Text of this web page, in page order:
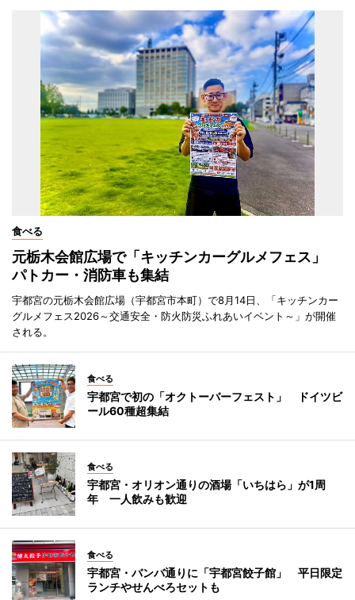
食べる
元栃木会館広場で「キッチンカーグルメフェス」
パトカー・消防車も集結
宇都宮の元栃木会館広場（宇都宮市本町）で8月14日、「キッチンカー
グルメフェス2026～交通安全・防火防災ふれあいイベント～」が開催
される。
食べる
宇都宮で初の「オクトーバーフェスト」 ドイツビ
ール60種超集結
食べる
宇都宮・オリオン通りの酒場「いちはら」が1周
年 一人飲みも歓迎
食べる
宇都宮・バンバ通りに「宇都宮餃子館」 平日限定
ランチやせんべろセットも